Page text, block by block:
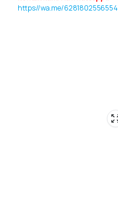
https://wa.me/6281802556554